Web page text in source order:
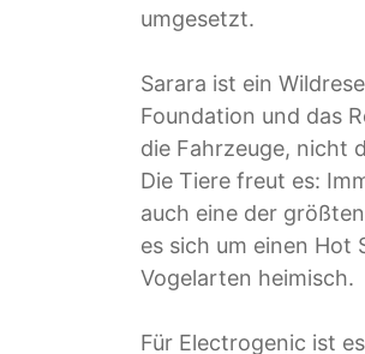
umgesetzt.
Sarara ist ein
Foundation und das
die Fahrzeuge, nicht
Die Tiere freut es:
auch eine der
es sich um einen Hot
Vogelarten heimisch.
Für Electrogenic ist